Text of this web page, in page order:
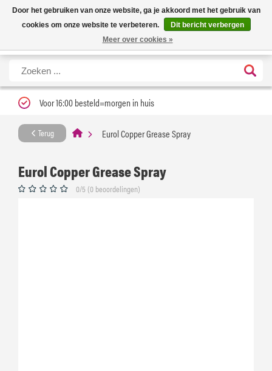
Nieuwe levertijd: 1 tot 3 werkdagen | Nu 25% korting op gehele assortiment
Carfume met kortingscode ''verfrissend''
X
Voor 16:00 besteld=morgen in huis
Terug Eurol Copper Grease Spray
Eurol Copper Grease Spray
0/5 (0 beoordelingen)
Door het gebruiken van onze website, ga je akkoord met het gebruik van
cookies om onze website te verbeteren.
Dit bericht verbergen
Meer over cookies »